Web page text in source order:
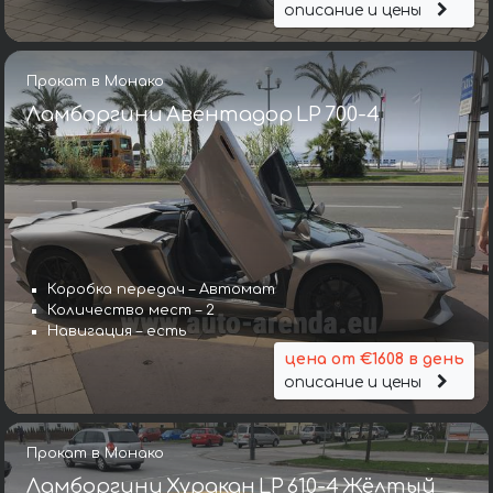
описание и цены
Прокат в Монако
Ламборгини Авентадор LP 700-4
Коробка передач – Автомат
Количество мест – 2
Навигация – есть
цена от €1608 в день
описание и цены
Прокат в Монако
Ламборгини Хуракан LP 610-4 Жёлтый